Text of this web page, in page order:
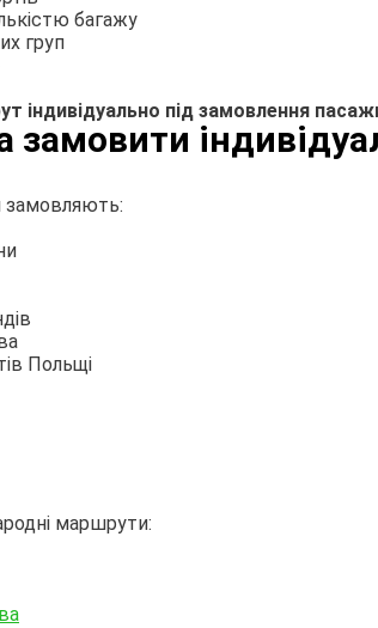
багажу
груп
індивідуально під замовлення
замовляють:
Польщі
маршрути: